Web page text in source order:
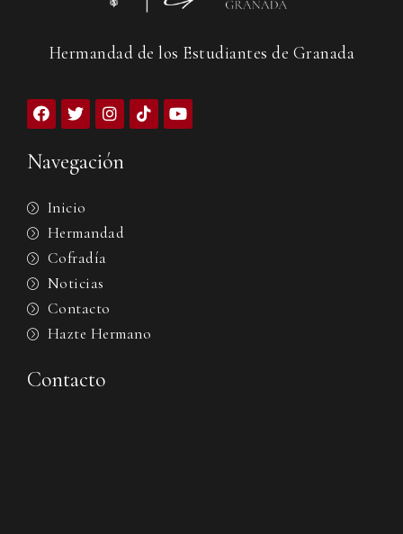
Hermandad de los Estudiantes de Granada
Navegación
Inicio
Hermandad
Cofradía
Noticias
Contacto
Hazte Hermano
Contacto